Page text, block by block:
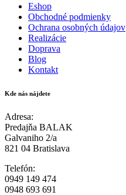
Eshop
Obchodné podmienky
Ochrana osobných údajov
Realizácie
Doprava
Blog
Kontakt
Kde nás nájdete
Adresa:
Predajňa BALAK
Galvaniho 2/a
821 04 Bratislava
Telefón:
0949 149 474
0948 693 691